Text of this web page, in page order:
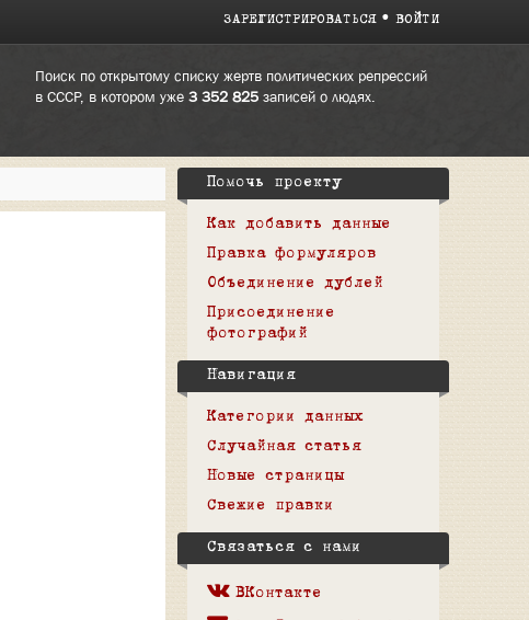
ЗАРЕГИСТРИРОВАТЬСЯ ВОЙТИ
Поиск по открытому списку жертв политических репрессий
в СССР, в котором уже 3 352 825записей о людях.
Помочь проекту
Как добавить данные
Правка формуляров
Объединение дублей
Присоединение
фотографий
Навигация
Категории данных
Случайная статья
Новые страницы
Свежие правки
Связаться с нами
ВКонтакте